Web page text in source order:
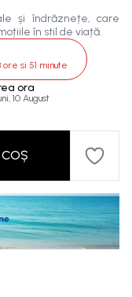
și îndrăznețe, care
în stil de viață.
ore si 51 minute
ora
10 August